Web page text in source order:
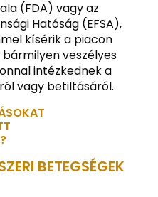
(FDA) vagy az
Hatóság (EFSA),
kísérik a piacon
veszélyes
intézkednek a
vagy betiltásáról.
BETEGSÉGEK